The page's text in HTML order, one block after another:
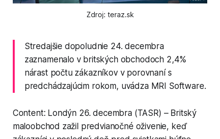
Zdroj: teraz.sk
Stredajšie dopoludnie 24. decembra
zaznamenalo v britských obchodoch 2,4%
nárast počtu zákazníkov v porovnaní s
predchádzajúcim rokom, uvádza MRI Software.
Content: Londýn 26. decembra (TASR) – Britský
maloobchod zažil predvianočné oživenie, keď